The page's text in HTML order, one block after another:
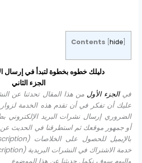
Contents hide]
دليلك خطوه بخطوة لتبدأ في إرسال
الجزء الثاني
فيالجزء الأول من هذا المقال تحدثنا عن
عليك أن تفكر في أن تقدم هذه الخدمة
الضروري إرسال نشرات البريد الإلكتروني
أو جمهور موقعك ثم استطرقنا في الحديث
بالإيميل للحصول على الخلاصات (
خدمة الاشتراك في النشرات البريدية (
واليوم سوف نكمل حديثنا عن هذا الموضوع